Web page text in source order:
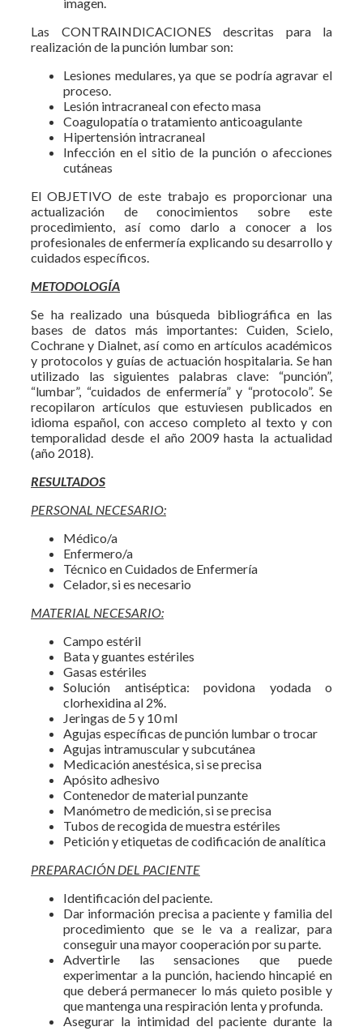
Las CONTRAINDICACIONES descritas para la
realización de la punción lumbar son:
Lesiones medulares, ya que se podría agravar el
proceso.
Lesión intracraneal con efecto masa
Coagulopatía o tratamiento anticoagulante
Hipertensión intracraneal
Infección en el sitio de la punción o afecciones
cutáneas
El OBJETIVO de este trabajo es proporcionar una
actualización de conocimientos sobre este
procedimiento, así como darlo a conocer a los
profesionales de enfermería explicando su desarrollo y
cuidados específicos.
METODOLOGÍA
Se ha realizado una búsqueda bibliográfica en las
bases de datos más importantes: Cuiden, Scielo,
Cochrane y Dialnet, así como en artículos académicos
y protocolos y guías de actuación hospitalaria. Se han
utilizado las siguientes palabras clave: “punción”,
“lumbar”, “cuidados de enfermería” y “protocolo”. Se
recopilaron artículos que estuviesen publicados en
idioma español, con acceso completo al texto y con
temporalidad desde el año 2009 hasta la actualidad
(año 2018).
RESULTADOS
PERSONAL NECESARIO:
Médico/a
Enfermero/a
Técnico en Cuidados de Enfermería
Celador, si es necesario
MATERIAL NECESARIO:
Campo estéril
Bata y guantes estériles
Gasas estériles
Solución antiséptica: povidona yodada o
clorhexidina al 2%.
Jeringas de 5 y 10 ml
Agujas específicas de punción lumbar o trocar
Agujas intramuscular y subcutánea
Medicación anestésica, si se precisa
Apósito adhesivo
Contenedor de material punzante
Manómetro de medición, si se precisa
Tubos de recogida de muestra estériles
Petición y etiquetas de codificación de analítica
PREPARACIÓN DEL PACIENTE
Identificación del paciente.
Dar información precisa a paciente y familia del
procedimiento que se le va a realizar, para
conseguir una mayor cooperación por su parte.
Advertirle las sensaciones que puede
experimentar a la punción, haciendo hincapié en
que deberá permanecer lo más quieto posible y
que mantenga una respiración lenta y profunda.
Asegurar la intimidad del paciente durante la